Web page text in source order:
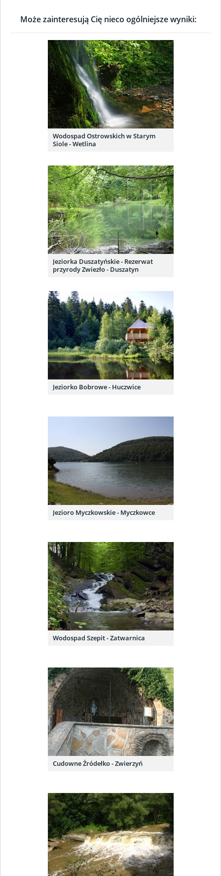
Może zainteresują Cię nieco ogólniejsze wyniki:
Wodospad Ostrowskich w Starym
Siole - Wetlina
Jeziorka Duszatyńskie - Rezerwat
przyrody Zwiezło - Duszatyn
Jeziorko Bobrowe - Huczwice
Jezioro Myczkowskie - Myczkowce
Wodospad Szepit - Zatwarnica
Cudowne Źródełko - Zwierzyń